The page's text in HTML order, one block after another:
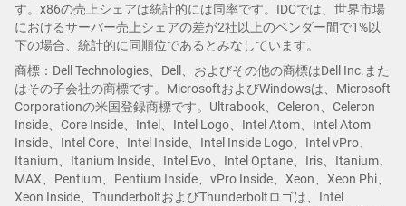
す。x86の売上シェアは統計的には同率です。IDCでは、世界市場
におけるサーバー売上シェアの差が2社以上のベンダー間で1%以
下の場合、統計的に同順位であるとみなしています。
商標：Dell Technologies、Dell、およびその他の商標はDell Inc.また
はその子会社の商標です。MicrosoftおよびWindowsは、Microsoft
Corporationの米国登録商標です。Ultrabook、Celeron、Celeron
Inside、Core Inside、Intel、Intel Logo、Intel Atom、Intel Atom
Inside、Intel Core、Intel Inside、Intel Inside Logo、Intel vPro、
Itanium、Itanium Inside、Intel Evo、Intel Optane、Iris、Itanium、
MAX、Pentium、Pentium Inside、vPro Inside、Xeon、Xeon Phi、
Xeon Inside、ThunderboltおよびThunderboltロゴは、Intel